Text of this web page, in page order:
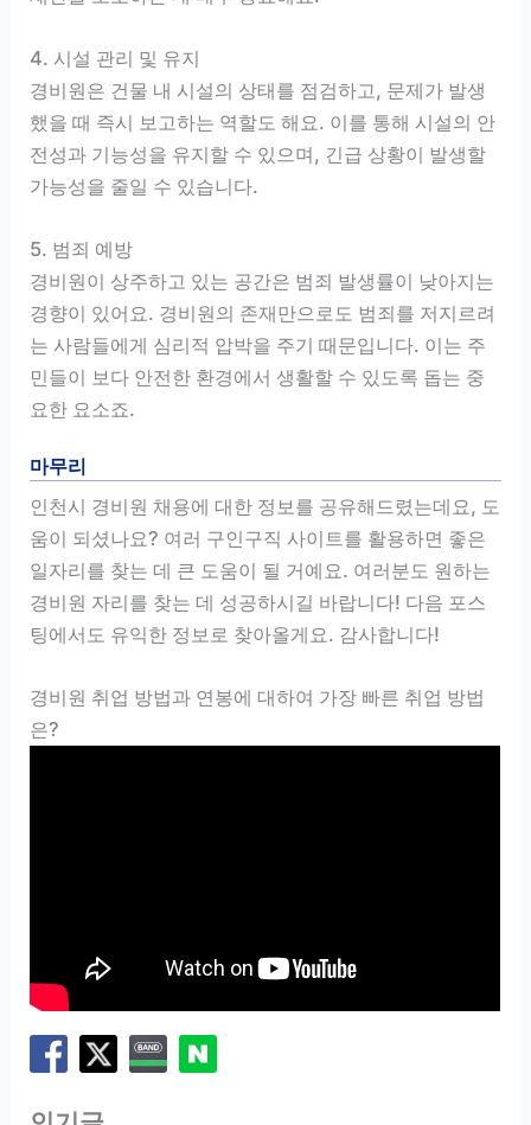
4. 시설 관리 및 유지
경비원은 건물 내 시설의 상태를 점검하고, 문제가 발생
했을 때 즉시 보고하는 역할도 해요. 이를 통해 시설의 안
전성과 기능성을 유지할 수 있으며, 긴급 상황이 발생할
가능성을 줄일 수 있습니다.
5. 범죄 예방
경비원이 상주하고 있는 공간은 범죄 발생률이 낮아지는
경향이 있어요. 경비원의 존재만으로도 범죄를 저지르려
는 사람들에게 심리적 압박을 주기 때문입니다. 이는 주
민들이 보다 안전한 환경에서 생활할 수 있도록 돕는 중
요한 요소죠.
마무리
인천시 경비원 채용에 대한 정보를 공유해드렸는데요, 도
움이 되셨나요? 여러 구인구직 사이트를 활용하면 좋은
일자리를 찾는 데 큰 도움이 될 거예요. 여러분도 원하는
경비원 자리를 찾는 데 성공하시길 바랍니다! 다음 포스
팅에서도 유익한 정보로 찾아올게요. 감사합니다!
경비원 취업 방법과 연봉에 대하여 가장 빠른 취업 방법
은?